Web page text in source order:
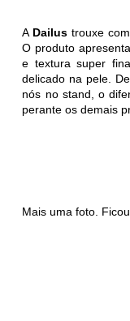
A Dailus trouxe
O produto
e textura super
delicado na pele.
nós no stand, o
perante os demais
Mais uma foto.